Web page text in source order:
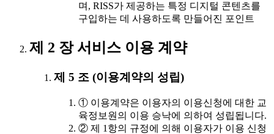
며, RISS가 제공하는 특정 디지털 콘텐츠를
구입하는 데 사용하도록 만들어진 포인트
제 2 장 서비스 이용 계약
제 5 조 (이용계약의 성립)
① 이용계약은 이용자의 이용신청에 대한 교
육정보원의 이용 승낙에 의하여 성립됩니다.
② 제 1항의 규정에 의해 이용자가 이용 신청